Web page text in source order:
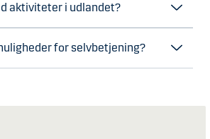
aktiviteter i udlandet?
for selvbetjening?